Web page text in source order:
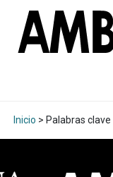
Inicio > Palabras clave